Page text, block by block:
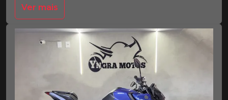
Ver mais